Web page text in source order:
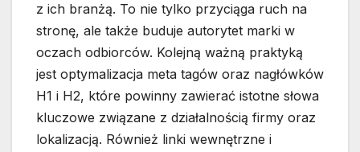
z ich branżą. To nie tylko przyciąga ruch na
stronę, ale także buduje autorytet marki w
oczach odbiorców. Kolejną ważną praktyką
jest optymalizacja meta tagów oraz nagłówków
H1 i H2, które powinny zawierać istotne słowa
kluczowe związane z działalnością firmy oraz
lokalizacją. Również linki wewnętrzne i